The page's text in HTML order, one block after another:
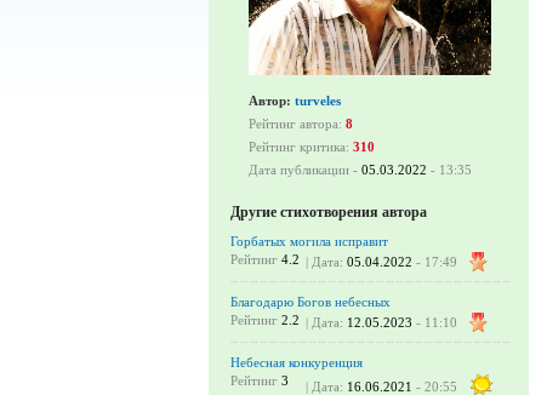
Автор: turveles
Рейтинг автора: 8
Рейтинг критика: 310
Дата публикации - 05.03.2022 - 13:35
Другие стихотворения автора
Горбатых могила исправит
Рейтинг 4.2 | Дата: 05.04.2022 - 17:49
Благодарю Богов небесных
Рейтинг 2.2 | Дата: 12.05.2023 - 11:10
Небесная конкуренция
Рейтинг 3 | Дата: 16.06.2021 - 20:55